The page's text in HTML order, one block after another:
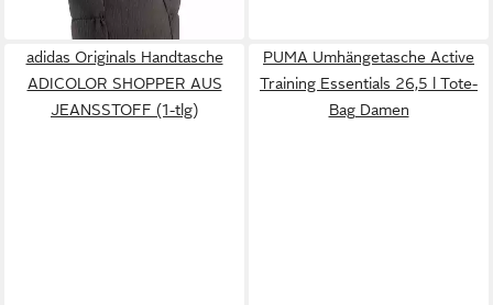
in 1-2 Werktagen bei dir
adidas Originals Handtasche
ADICOLOR SHOPPER AUS
JEANSSTOFF (1-tlg)
PUMA Umhängetasche Active
Training Essentials 26,5 l Tote-
Bag Damen